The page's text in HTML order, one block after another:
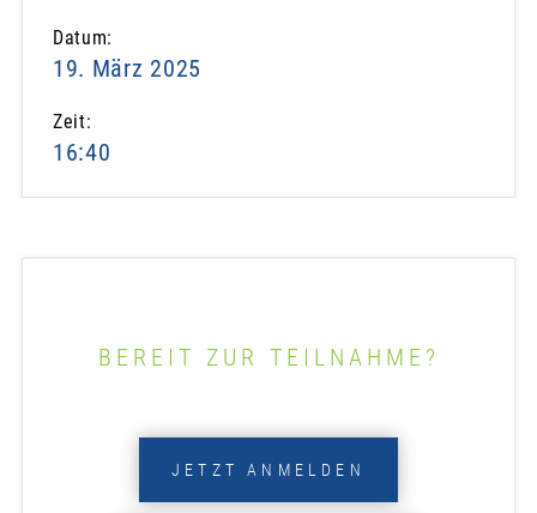
Datum:
19. März 2025
Zeit:
16:40
BEREIT ZUR TEILNAHME?
JETZT ANMELDEN